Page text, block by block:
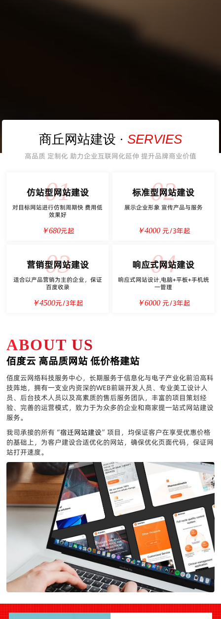
商丘网站建设 · SERVIES
高品质 定制化 助力企业互联网化延伸 提升品牌商业价值
01
仿站型网站建设
对目标网站进行仿制周期快 费用低
效果好
￥680元起
02
标准型网站建设
展示企业形象 宣传产品与服务
￥4000元/3年起
03
营销型网站建设
适合以产品营销为主的企业，保证
百度收录
￥4500元/3年起
04
响应式网站建设
响应式网站设计,电脑+平板+手机统
一管理
￥6000元/3年起
ABOUT US
佰度云 高品质网站 低价格建站
佰度云网络科技服务中心，长期服务于信息化与电子产业化前沿高科
技阵地，拥有一支业内资深的WEB前端开发人员、专业美工设计人
员、后台技术人员以及高素质的售后服务团队，丰富的项目策划经
验、完善的运营模式，致力于为众多的企业和商家提一站式网站建设
服务。
我司承接的所有“宿迁网站建设”项目，均保证客户在享受优惠价格
的基础上，为客户建设合适优化的网站，确保优化页面代码，保证网
站打开速度。